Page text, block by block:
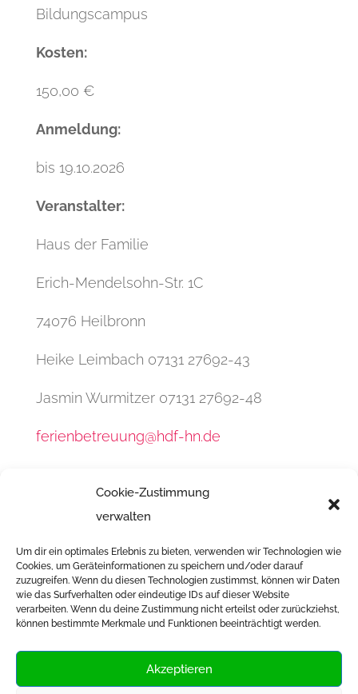
Cookie-Zustimmung
verwalten
Um dir ein optimales Erlebnis zu bieten, verwenden wir Technologien wie
Cookies, um Geräteinformationen zu speichern und/oder darauf
zuzugreifen. Wenn du diesen Technologien zustimmst, können wir Daten
wie das Surfverhalten oder eindeutige IDs auf dieser Website
verarbeiten. Wenn du deine Zustimmung nicht erteilst oder zurückziehst,
können bestimmte Merkmale und Funktionen beeinträchtigt werden.
Akzeptieren
Bildungscampus
Kosten:
150,00 €
Anmeldung:
bis 19.10.2026
Veranstalter:
Haus der Familie
Erich-Mendelsohn-Str. 1C
74076 Heilbronn
Heike Leimbach 07131 27692-43
Jasmin Wurmitzer 07131 27692-48
ferienbetreuung@hdf-hn.de
Infos & Anmeldung